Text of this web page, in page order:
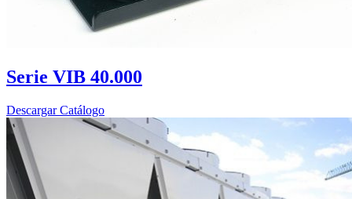
Serie VIB 40.000
Descargar Catálogo